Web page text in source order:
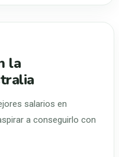
la
salarios en
a conseguirlo con